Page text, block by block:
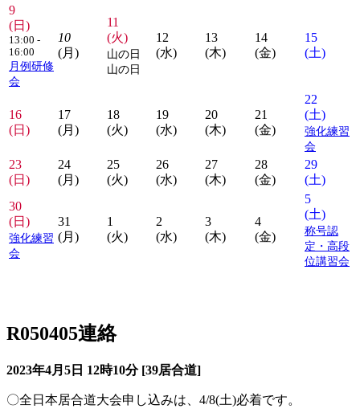
9
(日)
13:00 -
16:00
月例研修
会
10
(月)
11
(火)
山の日
山の日
12
(水)
13
(木)
14
(金)
15
(土)
16
(日)
17
(月)
18
(火)
19
(水)
20
(木)
21
(金)
22
(土)
強化練習
会
23
(日)
24
(月)
25
(火)
26
(水)
27
(木)
28
(金)
29
(土)
30
(日)
強化練習
会
31
(月)
1
(火)
2
(水)
3
(木)
4
(金)
5
(土)
称号認
定・高段
位講習会
R050405連絡
2023年4月5日 12時10分 [39居合道]
〇全日本居合道大会申し込みは、4/8(土)必着です。